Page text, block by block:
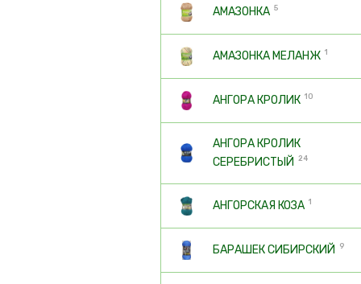
АМАЗОНКА 5
АМАЗОНКА МЕЛАНЖ 1
АНГОРА КРОЛИК 10
АНГОРА КРОЛИК
СЕРЕБРИСТЫЙ
24
АНГОРСКАЯ КОЗА 1
БАРАШЕК СИБИРСКИЙ 9